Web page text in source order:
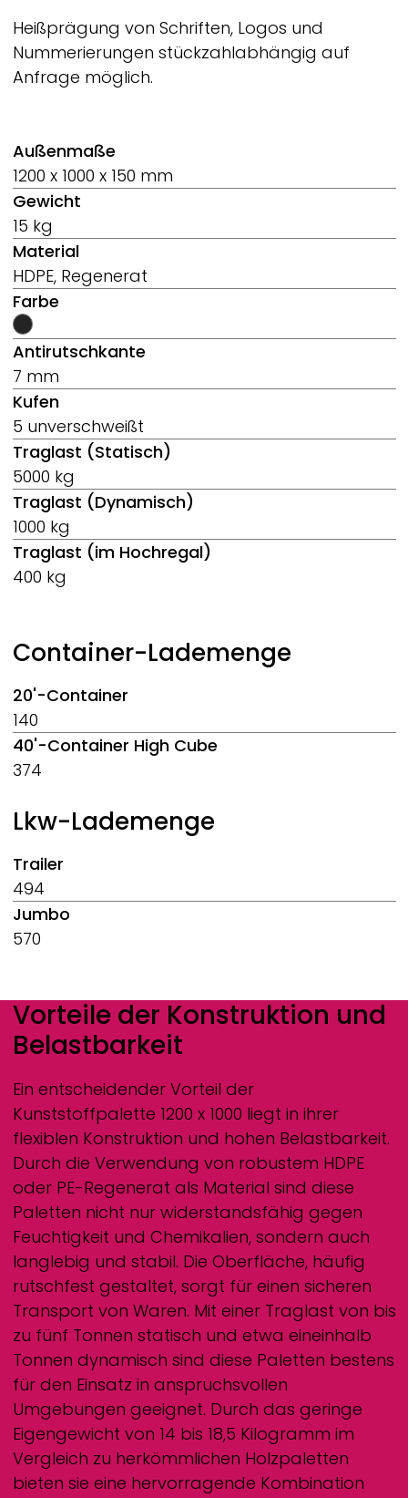
Heißprägung von Schriften, Logos und
Nummerierungen stückzahlabhängig auf
Anfrage möglich.
Außenmaße
1200 x 1000 x 150 mm
Gewicht
15 kg
Material
HDPE, Regenerat
Farbe
Antirutschkante
7 mm
Kufen
5 unverschweißt
Traglast (Statisch)
5000 kg
Traglast (Dynamisch)
1000 kg
Traglast (im Hochregal)
400 kg
Container-Lademenge
20'-Container
140
40'-Container High Cube
374
Lkw-Lademenge
Trailer
494
Jumbo
570
Vorteile der Konstruktion und
Belastbarkeit
Ein entscheidender Vorteil der
Kunststoffpalette 1200 x 1000 liegt in ihrer
flexiblen Konstruktion und hohen Belastbarkeit.
Durch die Verwendung von robustem HDPE
oder PE-Regenerat als Material sind diese
Paletten nicht nur widerstandsfähig gegen
Feuchtigkeit und Chemikalien, sondern auch
langlebig und stabil. Die Oberfläche, häufig
rutschfest gestaltet, sorgt für einen sicheren
Transport von Waren. Mit einer Traglast von bis
zu fünf Tonnen statisch und etwa eineinhalb
Tonnen dynamisch sind diese Paletten bestens
für den Einsatz in anspruchsvollen
Umgebungen geeignet. Durch das geringe
Eigengewicht von 14 bis 18,5 Kilogramm im
Vergleich zu herkömmlichen Holzpaletten
bieten sie eine hervorragende Kombination